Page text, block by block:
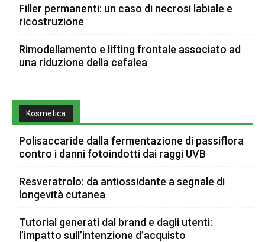
Filler permanenti: un caso di necrosi labiale e
ricostruzione
Rimodellamento e lifting frontale associato ad
una riduzione della cefalea
Kosmetica
Polisaccaride dalla fermentazione di passiflora
contro i danni fotoindotti dai raggi UVB
Resveratrolo: da antiossidante a segnale di
longevità cutanea
Tutorial generati dal brand e dagli utenti:
l’impatto sull’intenzione d’acquisto